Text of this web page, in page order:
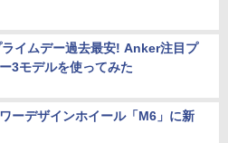
イムデー過去最安! Anker注目プ
3モデルを使ってみた
ーデザインホイール「M6」に新